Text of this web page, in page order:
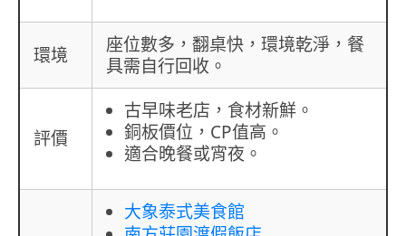
環境
座位數多，翻桌快，環境乾淨，餐
具需自行回收。
評價
古早味老店，食材新鮮。
銅板價位，CP值高。
適合晚餐或宵夜。
大象泰式美食館